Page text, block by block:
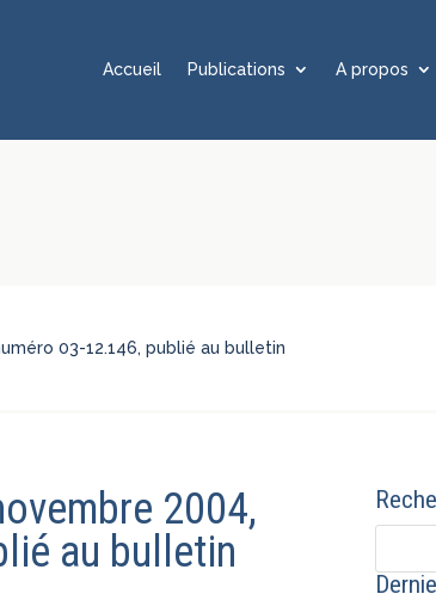
Accueil Publications A propos
03-12.146, publié au bulletin
2004,
au bulletin